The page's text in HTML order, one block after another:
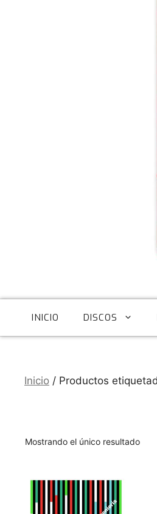
INICIO DISCOS
Inicio / Productos
Mostrando el único resultado